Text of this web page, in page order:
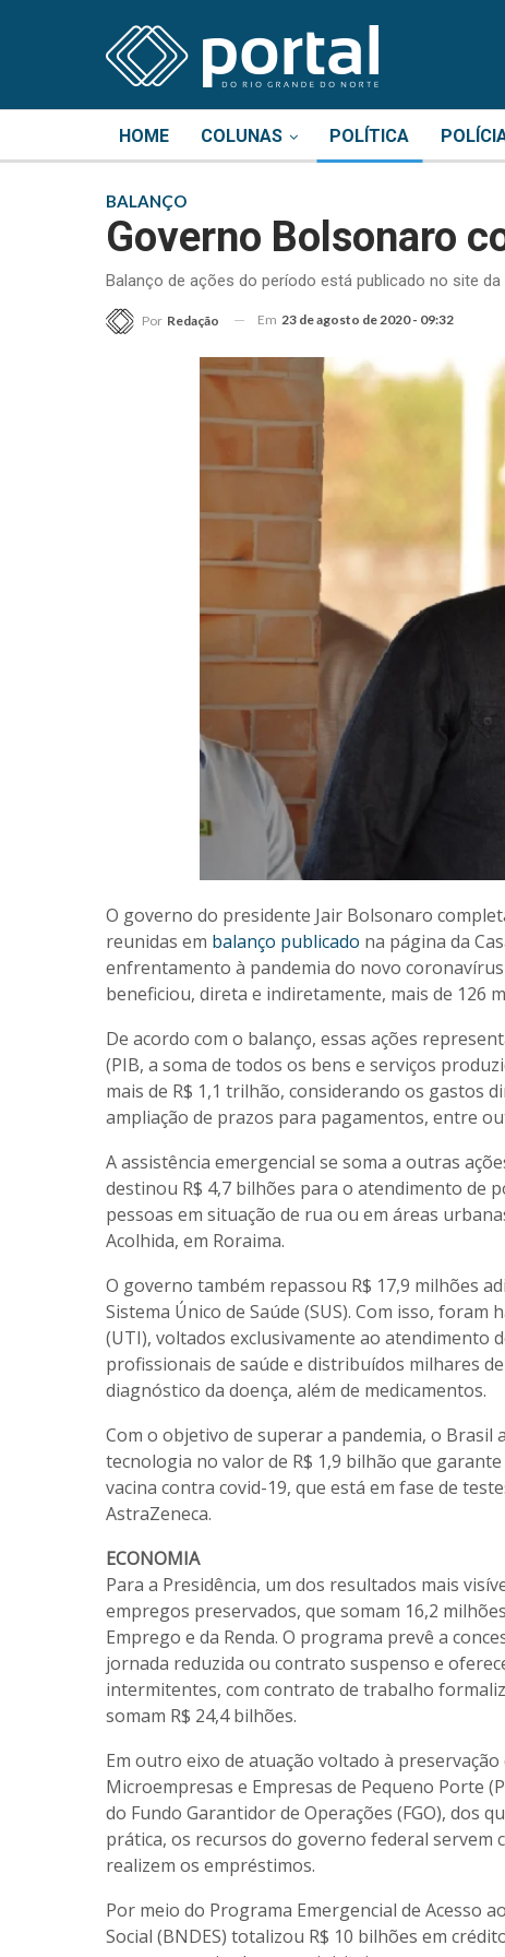
HOME COLUNAS POLÍTICA
BALANÇO
Governo Bolsonaro
Balanço de ações do período está publicado no site da
Por Redação Em 23 de agosto de 2020 - 09:32
O governo do presidente Jair Bolsonaro
reunidas em balanço publicado na página da
enfrentamento à pandemia do novo
beneficiou, direta e indiretamente, mais de 126
De acordo com o balanço, essas ações
(PIB, a soma de todos os bens e serviços
mais de R$ 1,1 trilhão, considerando os gastos
ampliação de prazos para pagamentos, entre
A assistência emergencial se soma a outras
destinou R$ 4,7 bilhões para o atendimento de
pessoas em situação de rua ou em áreas
Acolhida, em Roraima.
O governo também repassou R$ 17,9 milhões
Sistema Único de Saúde (SUS). Com isso,
(UTI), voltados exclusivamente ao atendimento
profissionais de saúde e distribuídos milhares
diagnóstico da doença, além de medicamentos.
Com o objetivo de superar a pandemia, o
tecnologia no valor de R$ 1,9 bilhão que
vacina contra covid-19, que está em fase de
AstraZeneca.
ECONOMIA
Para a Presidência, um dos resultados mais
empregos preservados, que somam 16,2
Emprego e da Renda. O programa prevê a
jornada reduzida ou contrato suspenso e
intermitentes, com contrato de trabalho
somam R$ 24,4 bilhões.
Em outro eixo de atuação voltado à
Microempresas e Empresas de Pequeno Porte
do Fundo Garantidor de Operações (FGO), dos
prática, os recursos do governo federal
realizem os empréstimos.
Por meio do Programa Emergencial de Acesso
Social (BNDES) totalizou R$ 10 bilhões em